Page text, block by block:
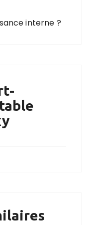
interne ?